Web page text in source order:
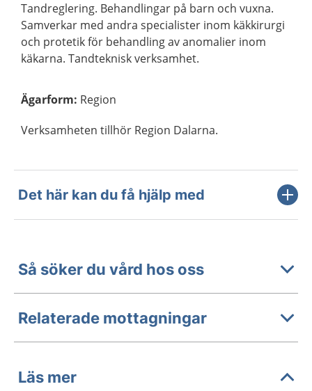
Tandreglering. Behandlingar på barn och vuxna.
Samverkar med andra specialister inom käkkirurgi
och protetik för behandling av anomalier inom
käkarna. Tandteknisk verksamhet.
Ägarform: Region
Verksamheten tillhör Region Dalarna.
Det här kan du få hjälp med
Så söker du vård hos oss
Relaterade mottagningar
Läs mer